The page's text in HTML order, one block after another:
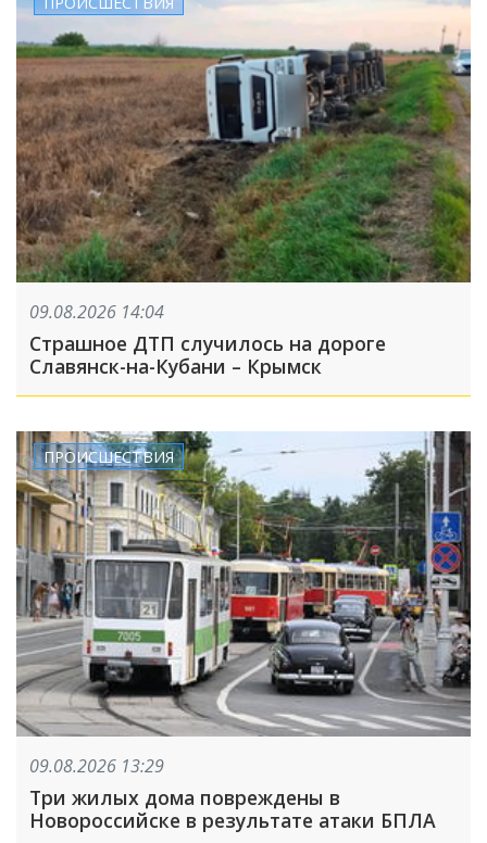
09.08.2026 14:04
Страшное ДТП случилось на дороге
Славянск-на-Кубани – Крымск
ПРОИСШЕСТВИЯ
09.08.2026 13:29
Три жилых дома повреждены в
Новороссийске в результате атаки БПЛА